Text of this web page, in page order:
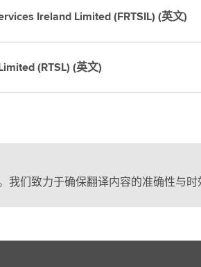
Ireland Limited (FRTSIL) (英文)
(RTSL) (英文)
我们致力于确保翻译内容的准确性与